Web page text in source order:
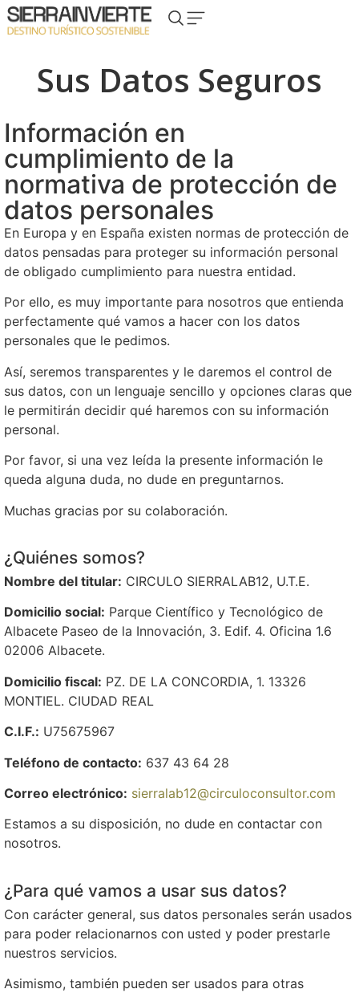
Sus Datos Seguros
Información en
cumplimiento de la
normativa de protección de
datos personales
En Europa y en España existen normas de protección de
datos pensadas para proteger su información personal
de obligado cumplimiento para nuestra entidad.
Por ello, es muy importante para nosotros que entienda
perfectamente qué vamos a hacer con los datos
personales que le pedimos.
Así, seremos transparentes y le daremos el control de
sus datos, con un lenguaje sencillo y opciones claras que
le permitirán decidir qué haremos con su información
personal.
Por favor, si una vez leída la presente información le
queda alguna duda, no dude en preguntarnos.
Muchas gracias por su colaboración.
¿Quiénes somos?
Nombre del titular: CIRCULO SIERRALAB12, U.T.E.
Domicilio social: Parque Científico y Tecnológico de
Albacete Paseo de la Innovación, 3. Edif. 4. Oficina 1.6
02006 Albacete.
Domicilio fiscal: PZ. DE LA CONCORDIA, 1. 13326
MONTIEL. CIUDAD REAL
C.I.F.: U75675967
Teléfono de contacto: 637 43 64 28
Correo electrónico: sierralab12@circuloconsultor.com
Estamos a su disposición, no dude en contactar con
nosotros.
¿Para qué vamos a usar sus datos?
Con carácter general, sus datos personales serán usados
para poder relacionarnos con usted y poder prestarle
nuestros servicios.
Asimismo, también pueden ser usados para otras